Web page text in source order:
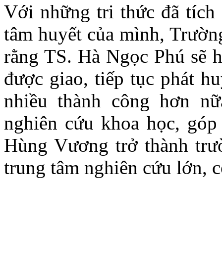
Với những tri thức đã
tâm huyết của mình,
rằng TS. Hà Ngọc Phú sẽ
được giao, tiếp tục phát
nhiều thành công hơn
nghiên cứu khoa học,
Hùng Vương trở thành
trung tâm nghiên cứu lớn,